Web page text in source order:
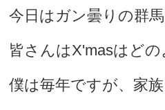
今日はガン曇りの群馬
皆さんはX'masはど
僕は毎年ですが、家